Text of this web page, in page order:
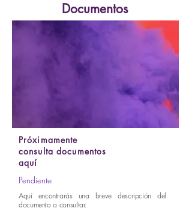
Documentos
Próximamente
consulta documentos
aquí
Pendiente
Aquí encontrarás una breve descripción del
documento a consultar.